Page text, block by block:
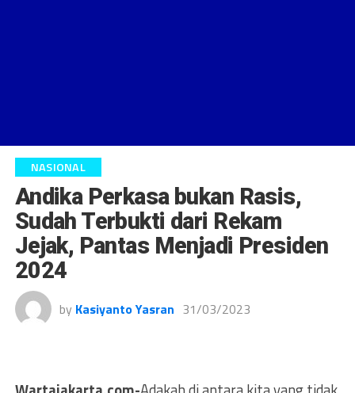
NASIONAL
Andika Perkasa bukan Rasis,
Sudah Terbukti dari Rekam
Jejak, Pantas Menjadi Presiden
2024
by Kasiyanto Yasran 31/03/2023